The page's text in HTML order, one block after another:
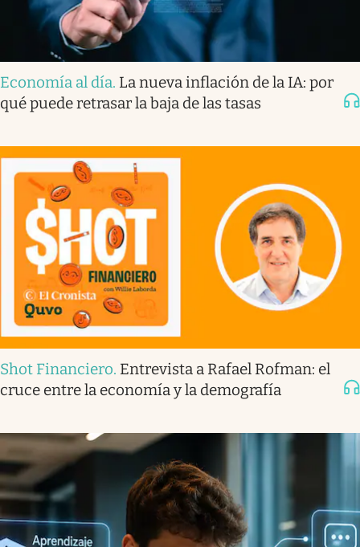
Economía al día. La nueva inflación de la IA: por
qué puede retrasar la baja de las tasas
Shot Financiero. Entrevista a Rafael Rofman: el
cruce entre la economía y la demografía